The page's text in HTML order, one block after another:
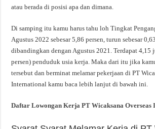
atau berada di posisi apa dan dimana.
Di samping itu kamu harus tahu loh Tingkat
Agustus 2022 sebesar 5,86 persen, turun sebesar
dibandingkan dengan Agustus 2021. Terdapat 4,15
persen) penduduk usia kerja. Maka dari itu jika
tersebut dan berminat melamar pekerjaan di PT
International kamu baca lebih lanjut di bawah ini.
Daftar Lowongan Kerja PT Wicaksana Overseas